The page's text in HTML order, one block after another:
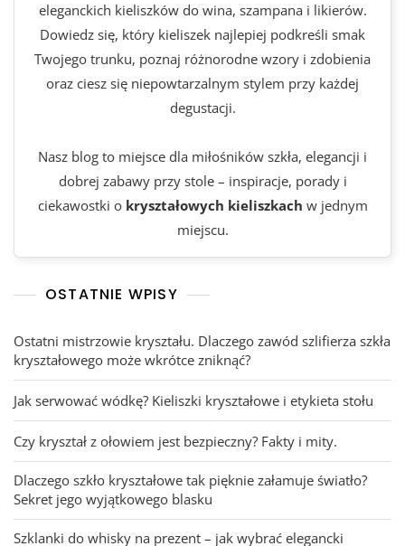
eleganckich kieliszków do wina, szampana i likierów.
Dowiedz się, który kieliszek najlepiej podkreśli smak
Twojego trunku, poznaj różnorodne wzory i zdobienia
oraz ciesz się niepowtarzalnym stylem przy każdej
degustacji.
Nasz blog to miejsce dla miłośników szkła, elegancji i
dobrej zabawy przy stole – inspiracje, porady i
ciekawostki o kryształowych kieliszkach w jednym
miejscu.
OSTATNIE WPISY
Ostatni mistrzowie kryształu. Dlaczego zawód szlifierza szkła
kryształowego może wkrótce zniknąć?
Jak serwować wódkę? Kieliszki kryształowe i etykieta stołu
Czy kryształ z ołowiem jest bezpieczny? Fakty i mity.
Dlaczego szkło kryształowe tak pięknie załamuje światło?
Sekret jego wyjątkowego blasku
Szklanki do whisky na prezent – jak wybrać elegancki